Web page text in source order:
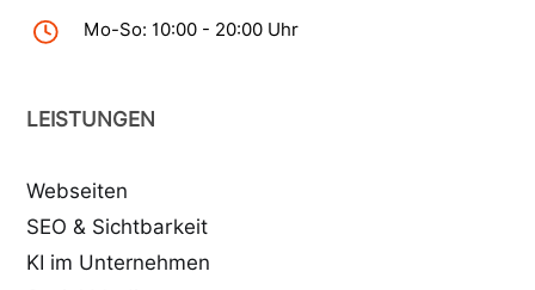
Mo-So: 10:00 - 20:00 Uhr
LEISTUNGEN
Webseiten
SEO & Sichtbarkeit
KI im Unternehmen